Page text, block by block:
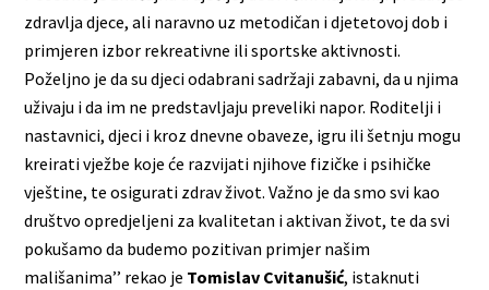
zdravlja djece, ali naravno uz metodičan i djetetovoj dob i
primjeren izbor rekreativne ili sportske aktivnosti.
Poželjno je da su djeci odabrani sadržaji zabavni, da u njima
uživaju i da im ne predstavljaju preveliki napor. Roditelji i
nastavnici, djeci i kroz dnevne obaveze, igru ili šetnju mogu
kreirati vježbe koje će razvijati njihove fizičke i psihičke
vještine, te osigurati zdrav život. Važno je da smo svi kao
društvo opredjeljeni za kvalitetan i aktivan život, te da svi
pokušamo da budemo pozitivan primjer našim
mališanima’’ rekao je Tomislav Cvitanušić, istaknuti